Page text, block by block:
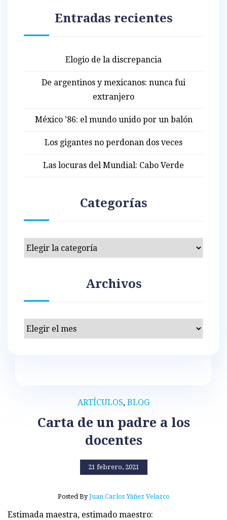
ARTÍCULOS, BLOG
Carta de un padre a los
docentes
21 febrero, 2021
Posted ByJuan Carlos Yáñez Velazco
Estimada maestra, estimado maestro:
Entradas recientes
Elogio de la discrepancia
De argentinos y mexicanos: nunca fui
extranjero
México ’86: el mundo unido por un balón
Los gigantes no perdonan dos veces
Las locuras del Mundial: Cabo Verde
Categorías
Categorías
Archivos
Archivos